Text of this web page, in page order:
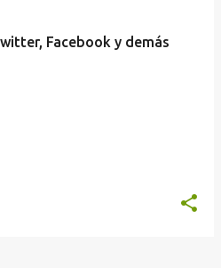
Facebook y demás